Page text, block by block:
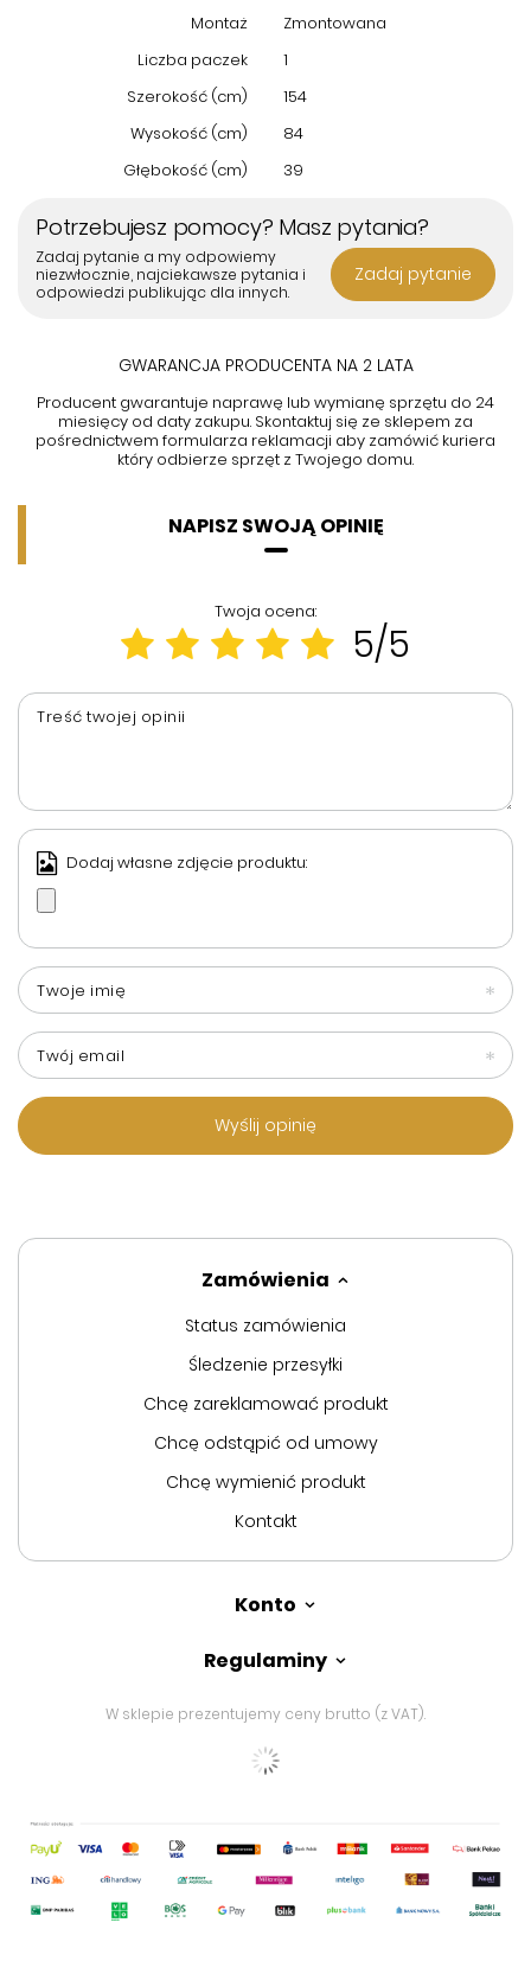
Montaż
Zmontowana
Liczba paczek
1
Szerokość (cm)
154
Wysokość (cm)
84
Głębokość (cm)
39
Potrzebujesz pomocy? Masz pytania?
Zadaj pytanie a my odpowiemy
niezwłocznie, najciekawsze pytania i
odpowiedzi publikując dla innych.
Zadaj pytanie
GWARANCJA PRODUCENTA NA 2 LATA
Producent gwarantuje naprawę lub wymianę sprzętu do 24
miesięcy od daty zakupu. Skontaktuj się ze sklepem za
pośrednictwem formularza reklamacji aby zamówić kuriera
który odbierze sprzęt z Twojego domu.
NAPISZ SWOJĄ OPINIĘ
Twoja ocena:
5/5
Treść twojej opinii
Dodaj własne zdjęcie produktu:
Twoje imię
Twój email
Wyślij opinię
Zamówienia
Status zamówienia
Śledzenie przesyłki
Chcę zareklamować produkt
Chcę odstąpić od umowy
Chcę wymienić produkt
Kontakt
Konto
Regulaminy
W sklepie prezentujemy ceny brutto (z VAT).